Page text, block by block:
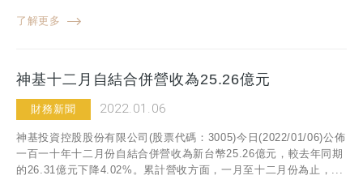
了解更多
神基十二月自結合併營收為25.26億元
財務新聞 2022.01.06
神基投資控股股份有限公司(股票代碼：3005)今日(2022/01/06)公佈
一百一十年十二月份自結合併營收為新台幣25.26億元，較去年同期
的26.31億元下降4.02%。累計營收方面，一月至十二月份為止，...